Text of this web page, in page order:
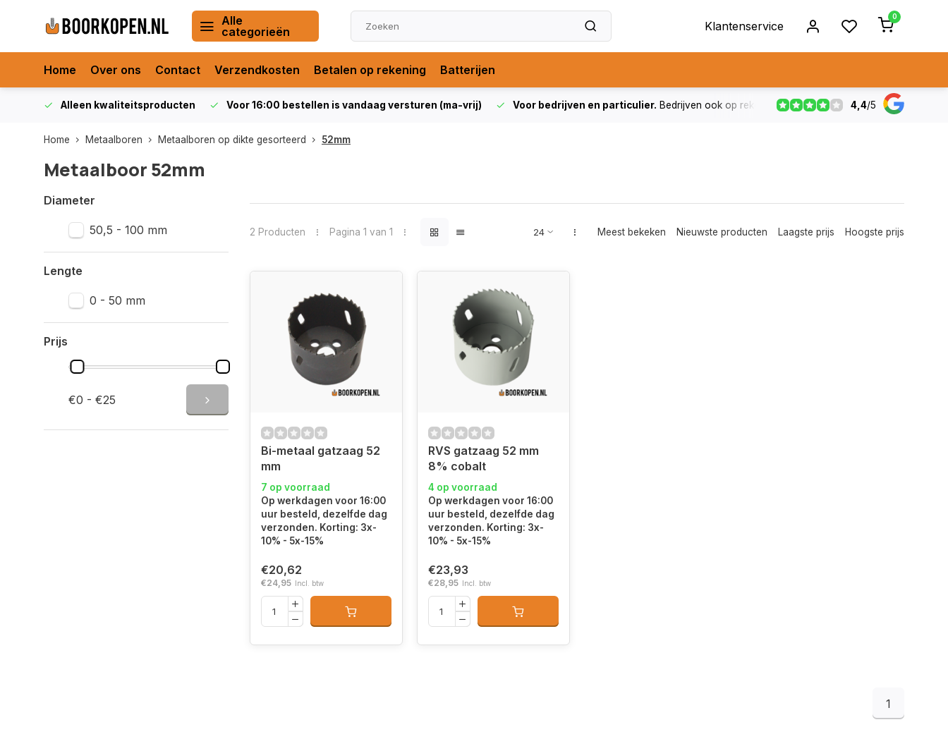
Alle
categorieën
Klantenservice
0
Home Over ons Contact Verzendkosten Betalen op rekening Batterijen
Alleen kwaliteitsproducten Voor 16:00 bestellen is vandaag versturen (ma-vrij) Voor bedrijven en particulier. Bedrijven ook op rekening De voorraad die
4,4/5
Home Metaalboren Metaalboren op dikte gesorteerd 52mm
Metaalboor 52mm
Diameter
50,5 - 100 mm
Lengte
0 - 50 mm
Prijs
€0 - €25
2 Producten Pagina 1 van 1 Meest bekeken Nieuwste producten Laagste prijs Hoogste prijs
Bi-metaal gatzaag 52
mm
7 op voorraad
Op werkdagen voor 16:00
uur besteld, dezelfde dag
verzonden. Korting: 3x-
10% - 5x-15%
€20,62
€24,95 Incl. btw
RVS gatzaag 52 mm
8% cobalt
4 op voorraad
Op werkdagen voor 16:00
uur besteld, dezelfde dag
verzonden. Korting: 3x-
10% - 5x-15%
€23,93
€28,95 Incl. btw
1